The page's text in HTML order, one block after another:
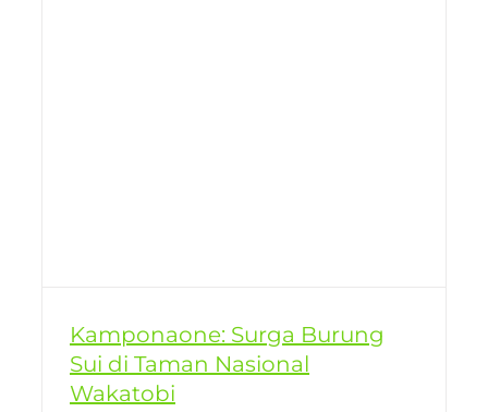
Kamponaone: Surga Burung
Sui di Taman Nasional
Wakatobi